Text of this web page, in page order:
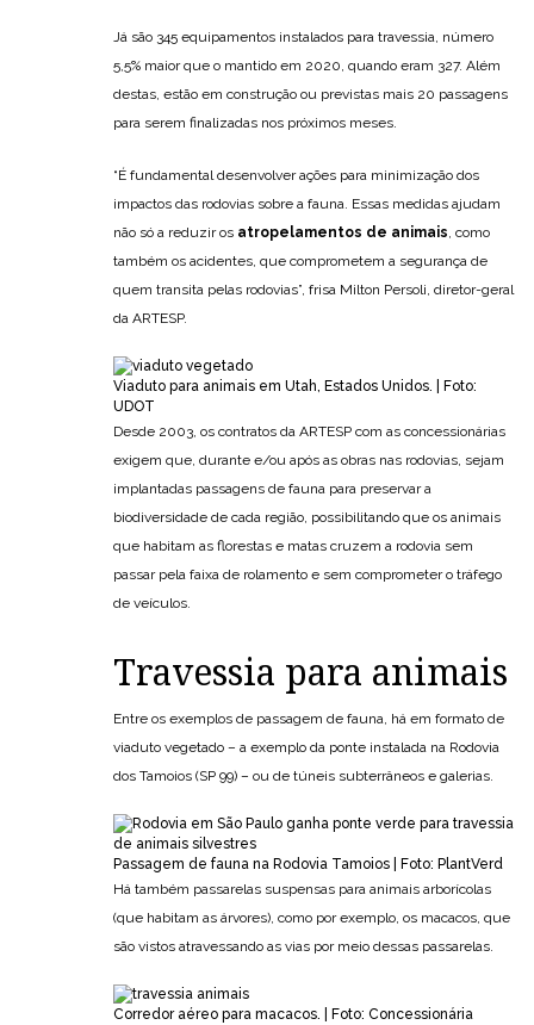
Já são 345 equipamentos instalados para travessia, número
5,5% maior que o mantido em 2020, quando eram 327. Além
destas, estão em construção ou previstas mais 20 passagens
para serem finalizadas nos próximos meses.
“É fundamental desenvolver ações para minimização dos
impactos das rodovias sobre a fauna. Essas medidas ajudam
não só a reduzir os atropelamentos de animais, como
também os acidentes, que comprometem a segurança de
quem transita pelas rodovias”, frisa Milton Persoli, diretor-geral
da ARTESP.
Viaduto para animais em Utah, Estados Unidos. | Foto:
UDOT
Desde 2003, os contratos da ARTESP com as concessionárias
exigem que, durante e/ou após as obras nas rodovias, sejam
implantadas passagens de fauna para preservar a
biodiversidade de cada região, possibilitando que os animais
que habitam as florestas e matas cruzem a rodovia sem
passar pela faixa de rolamento e sem comprometer o tráfego
de veículos.
Travessia para animais
Entre os exemplos de passagem de fauna, há em formato de
viaduto vegetado – a exemplo da ponte instalada na Rodovia
dos Tamoios (SP 99) – ou de túneis subterrâneos e galerias.
Passagem de fauna na Rodovia Tamoios | Foto: PlantVerd
Há também passarelas suspensas para animais arborícolas
(que habitam as árvores), como por exemplo, os macacos, que
são vistos atravessando as vias por meio dessas passarelas.
Corredor aéreo para macacos. | Foto: Concessionária